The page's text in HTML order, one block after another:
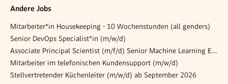
Andere Jobs
Mitarbeiter*in Housekeeping - 10 Wochenstunden (all genders)
Senior DevOps Specialist*in (m/w/d)
Associate Principal Scientist (m/f/d) Senior Machine Learning Engineer
Mitarbeiter im telefonischen Kundensupport (m/w/d)
Stellvertretender Küchenleiter (m/w/d) ab September 2026